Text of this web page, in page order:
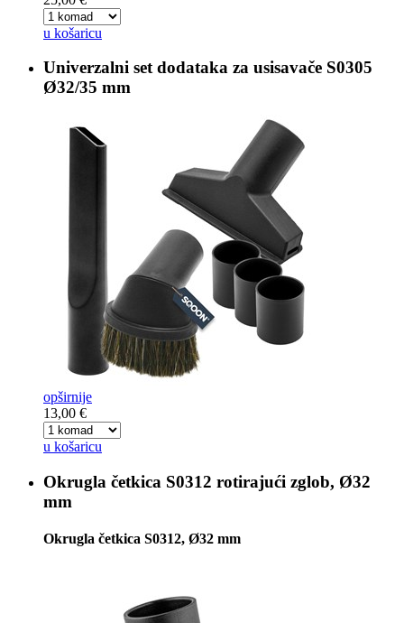
u košaricu
Univerzalni set dodataka za usisavače S0305
Ø32/35 mm
opširnije
13,00 €
u košaricu
Okrugla četkica S0312 rotirajući zglob, Ø32
mm
Okrugla četkica S0312, Ø32 mm